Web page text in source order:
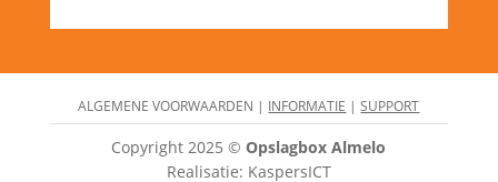
ALGEMENE VOORWAARDEN | INFORMATIE |SUPPORT
Copyright 2025 © Opslagbox Almelo
Realisatie: KaspersICT